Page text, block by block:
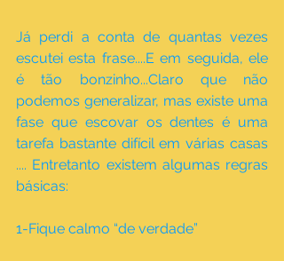
Já perdi a conta de quantas vezes
escutei esta frase....E em seguida, ele
é tão bonzinho...Claro que não
podemos generalizar, mas existe uma
fase que escovar os dentes é uma
tarefa bastante difícil em várias casas
.... Entretanto existem algumas regras
básicas:
1-Fique calmo “de verdade”